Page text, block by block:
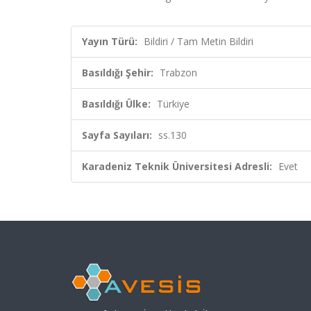
Yayın Türü: Bildiri / Tam Metin Bildiri
Basıldığı Şehir: Trabzon
Basıldığı Ülke: Türkiye
Sayfa Sayıları: ss.130
Karadeniz Teknik Üniversitesi Adresli: Evet